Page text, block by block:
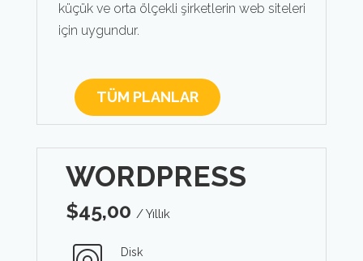
küçük ve orta ölçekli şirketlerin web siteleri
için uygundur.
TÜM PLANLAR
WORDPRESS
$45,00 / Yıllık
Disk